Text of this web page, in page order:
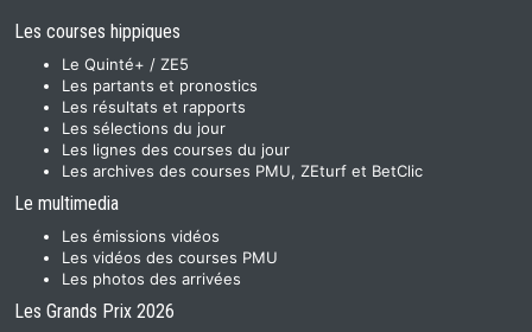
Les courses hippiques
Le Quinté+ / ZE5
Les partants et pronostics
Les résultats et rapports
Les sélections du jour
Les lignes des courses du jour
Les archives des courses PMU, ZEturf et BetClic
Le multimedia
Les émissions vidéos
Les vidéos des courses PMU
Les photos des arrivées
Les Grands Prix 2026